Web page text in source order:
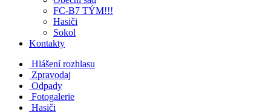
FC-B7 TÝM!!!
Hasiči
Sokol
Kontakty
Hlášení rozhlasu
Zpravodaj
Odpady
Fotogalerie
Hasiči